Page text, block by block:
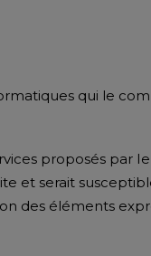
qui le
proposés par
et serait
des éléments